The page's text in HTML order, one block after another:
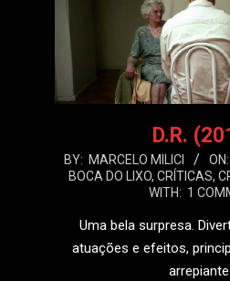
D.R.
2014-
11-
BY: MARCELO MILICI ON:
BOCA DO LIXO, CRÍTICAS,
WITH: 1
Uma bela surpresa.
atuações e efeitos,